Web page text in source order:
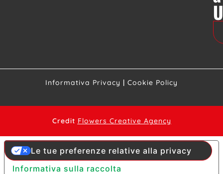
Informativa Privacy | Cookie Policy
Credit Flowers Creative Agency
Informativa sulla raccolta
Le tue preferenze relative alla privacy